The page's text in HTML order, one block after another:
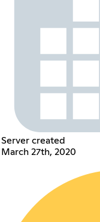
Server created
March 27th, 2020